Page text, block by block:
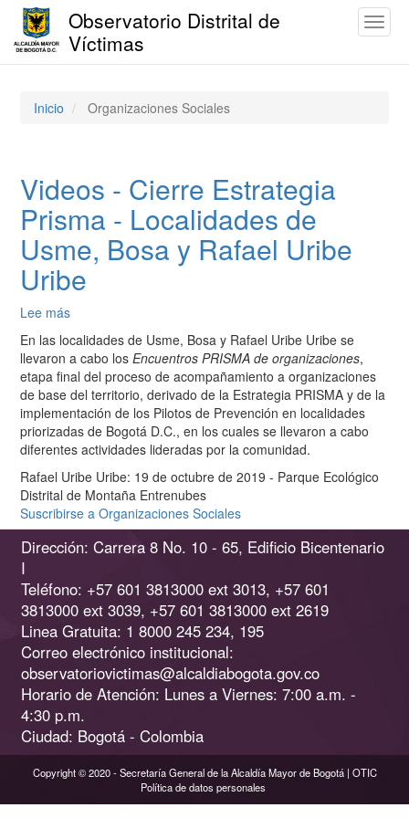
Pasar
contenido
Observatorio Distrital de
Víctimas
Inicio Organizaciones Sociales
Videos - Cierre Estrategia
Prisma - Localidades de
Usme, Bosa y Rafael Uribe
Uribe
Lee más
Videos
-
Cierre
Estrategia
Prisma
-
Localidades
de
Usme,
Bosa
y
Rafael
Uribe
En las localidades de Usme, Bosa y Rafael Uribe Uribe se
llevaron a cabo los Encuentros PRISMA de organizaciones,
etapa final del proceso de acompañamiento a organizaciones
de base del territorio, derivado de la Estrategia PRISMA y de la
implementación de los Pilotos de Prevención en localidades
priorizadas de Bogotá D.C., en los cuales se llevaron a cabo
diferentes actividades lideradas por la comunidad.
Rafael Uribe Uribe: 19 de octubre de 2019 - Parque Ecológico
Distrital de Montaña Entrenubes
Suscribirse a Organizaciones Sociales
Dirección: Carrera 8 No. 10 - 65, Edificio Bicentenario
I
Teléfono: +57 601 3813000 ext 3013, +57 601
3813000 ext 3039, +57 601 3813000 ext 2619
Linea Gratuita: 1 8000 245 234, 195
Correo electrónico institucional:
observatoriovictimas@alcaldiabogota.gov.co
Horario de Atención: Lunes a Viernes: 7:00 a.m. -
4:30 p.m.
Ciudad: Bogotá - Colombia
Copyright © 2020 - Secretaría General de la Alcaldía Mayor de Bogotá | OTIC
Política de datos personales